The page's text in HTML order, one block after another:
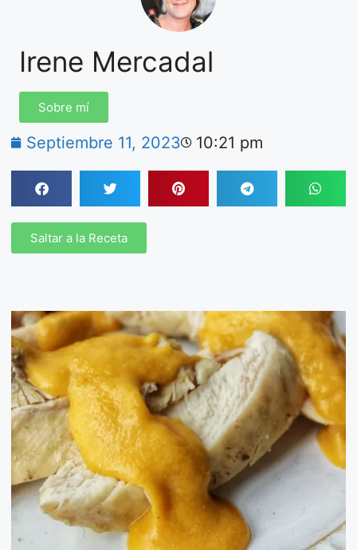
Irene Mercadal
Sobre mí
Septiembre 11, 2023 10:21 pm
Saltar a la Receta